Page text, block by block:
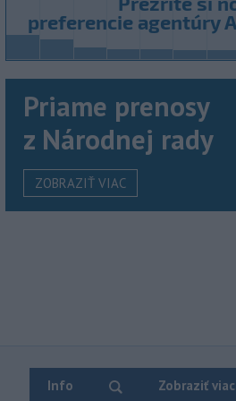
Priame prenosy
z Národnej rady
ZOBRAZIŤ VIAC
Info Zobraziť viac